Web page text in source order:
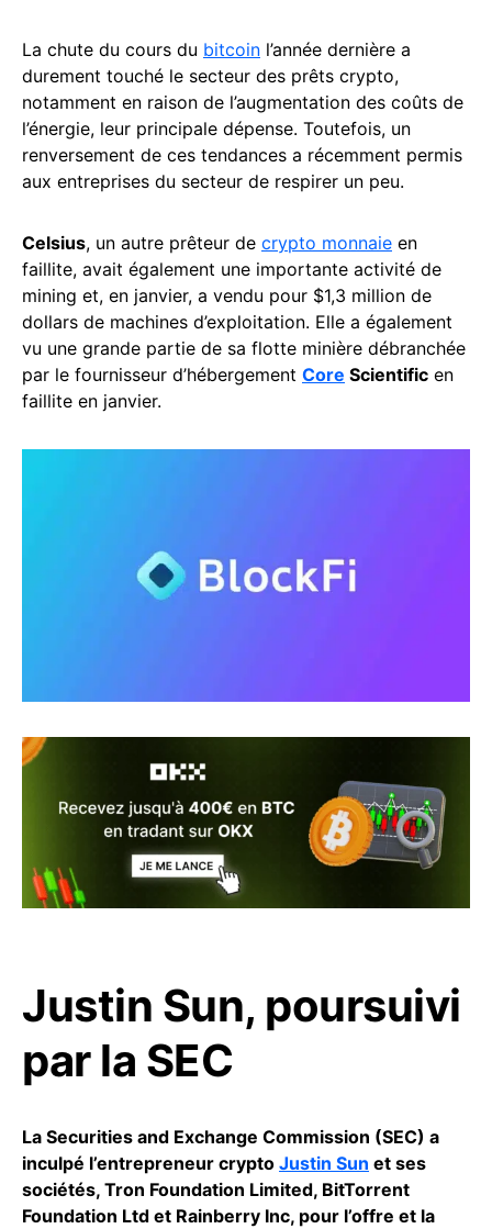
La chute du cours du bitcoin l’année dernière a
durement touché le secteur des prêts crypto,
notamment en raison de l’augmentation des coûts de
l’énergie, leur principale dépense. Toutefois, un
renversement de ces tendances a récemment permis
aux entreprises du secteur de respirer un peu.
Celsius, un autre prêteur de crypto monnaie en
faillite, avait également une importante activité de
mining et, en janvier, a vendu pour $1,3 million de
dollars de machines d’exploitation. Elle a également
vu une grande partie de sa flotte minière débranchée
par le fournisseur d’hébergement Core Scientific en
faillite en janvier.
Justin Sun, poursuivi
par la SEC
La Securities and Exchange Commission (SEC) a
inculpé l’entrepreneur crypto Justin Sun et ses
sociétés, Tron Foundation Limited, BitTorrent
Foundation Ltd et Rainberry Inc, pour l’offre et la